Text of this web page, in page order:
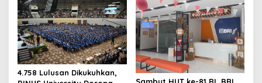
i
p
o
s
4.758 Lulusan Dikukuhkan,